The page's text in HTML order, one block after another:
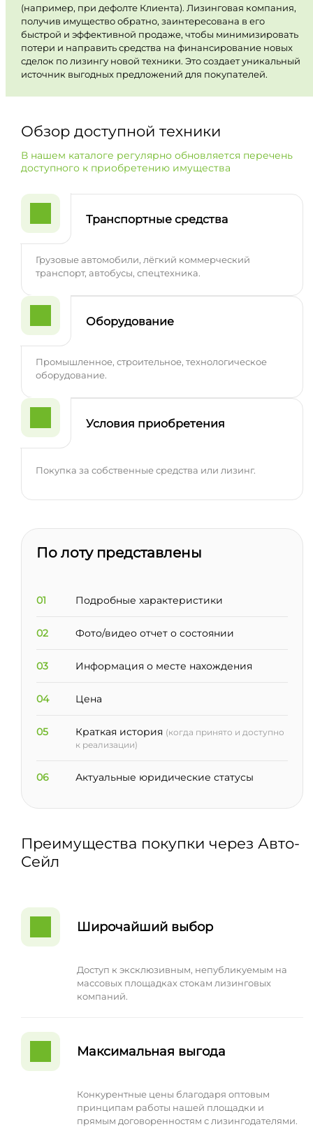
(например, при дефолте Клиента). Лизинговая компания,
получив имущество обратно, заинтересована в его
быстрой и эффективной продаже, чтобы минимизировать
потери и направить средства на финансирование новых
сделок по лизингу новой техники. Это создает уникальный
источник выгодных предложений для покупателей.
Обзор доступной техники
В нашем каталоге регулярно обновляется перечень
доступного к приобретению имущества
Транспортные средства
Грузовые автомобили, лёгкий коммерческий
транспорт, автобусы, спецтехника.
Оборудование
Промышленное, строительное, технологическое
оборудование.
Условия приобретения
Покупка за собственные средства или лизинг.
По лоту представлены
01 Подробные характеристики
02 Фото/видео отчет о состоянии
03 Информация о месте нахождения
04 Цена
05 Краткая история (когда принято и доступно
к реализации)
06 Актуальные юридические статусы
Преимущества покупки через Авто-
Сейл
Широчайший выбор
Доступ к эксклюзивным, непубликуемым на
массовых площадках стокам лизинговых
компаний.
Максимальная выгода
Конкурентные цены благодаря оптовым
принципам работы нашей площадки и
прямым договоренностям с лизингодателями.